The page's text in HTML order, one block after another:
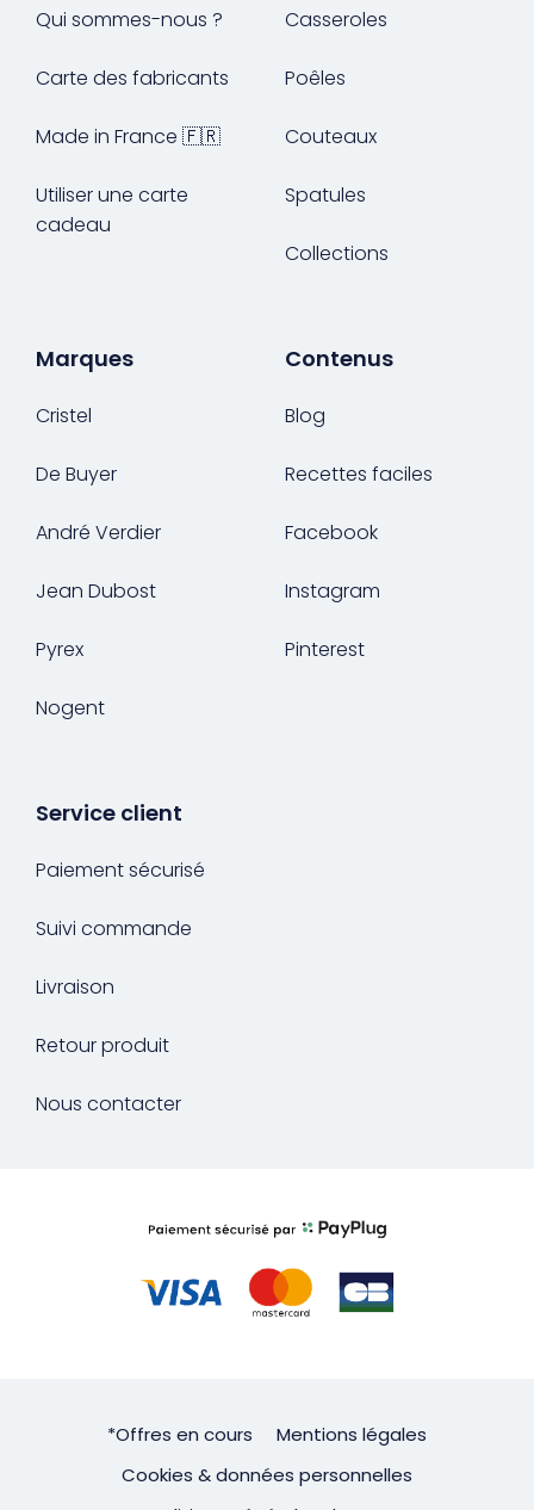
Qui sommes-nous ?
Carte des fabricants
Made in France 🇫🇷
Utiliser une carte
cadeau
Casseroles
Poêles
Couteaux
Spatules
Collections
Marques
Cristel
De Buyer
André Verdier
Jean Dubost
Pyrex
Nogent
Contenus
Blog
Recettes faciles
Facebook
Instagram
Pinterest
Service client
Paiement sécurisé
Suivi commande
Livraison
Retour produit
Nous contacter
*Offres en cours
Mentions légales
Cookies & données personnelles